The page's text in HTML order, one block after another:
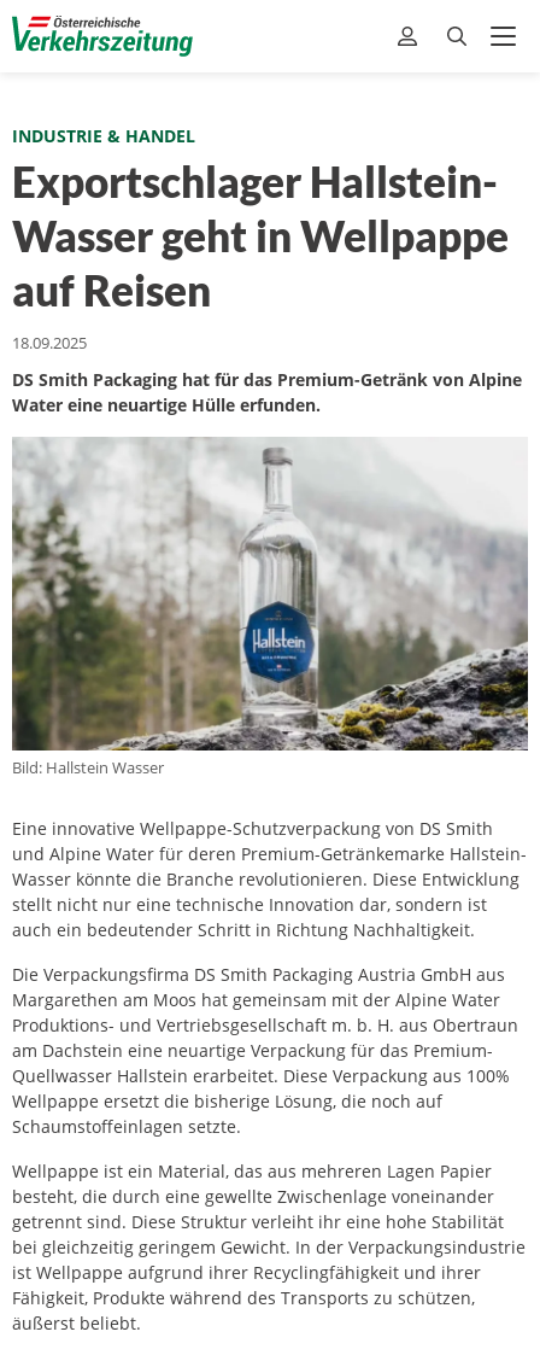
INDUSTRIE & HANDEL
Exportschlager Hallstein-
Wasser geht in Wellpappe
auf Reisen
18.09.2025
DS Smith Packaging hat für das Premium-Getränk von Alpine
Water eine neuartige Hülle erfunden.
Bild: Hallstein Wasser
Eine innovative Wellpappe-Schutzverpackung von DS Smith
und Alpine Water für deren Premium-Getränkemarke Hallstein-
Wasser könnte die Branche revolutionieren. Diese Entwicklung
stellt nicht nur eine technische Innovation dar, sondern ist
auch ein bedeutender Schritt in Richtung Nachhaltigkeit.
Die Verpackungsfirma DS Smith Packaging Austria GmbH aus
Margarethen am Moos hat gemeinsam mit der Alpine Water
Produktions- und Vertriebsgesellschaft m. b. H. aus Obertraun
am Dachstein eine neuartige Verpackung für das Premium-
Quellwasser Hallstein erarbeitet. Diese Verpackung aus 100%
Wellpappe ersetzt die bisherige Lösung, die noch auf
Schaumstoffeinlagen setzte.
Wellpappe ist ein Material, das aus mehreren Lagen Papier
besteht, die durch eine gewellte Zwischenlage voneinander
getrennt sind. Diese Struktur verleiht ihr eine hohe Stabilität
bei gleichzeitig geringem Gewicht. In der Verpackungsindustrie
ist Wellpappe aufgrund ihrer Recyclingfähigkeit und ihrer
Fähigkeit, Produkte während des Transports zu schützen,
äußerst beliebt.